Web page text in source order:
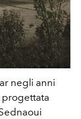
negli anni
progettata